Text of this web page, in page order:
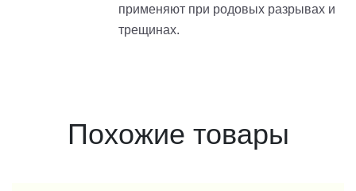
применяют при родовых разрывах и
трещинах.
Похожие товары